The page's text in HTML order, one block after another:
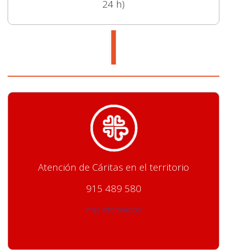
24 h)
Atención de Cáritas en el territorio
915 489 580
más información